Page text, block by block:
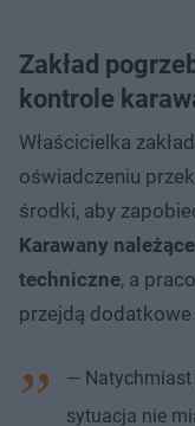
Zakład
kontrole
Właścicielka
oświadczeniu
środki, aby
Karawany
techniczne, a
przejdą dodatkowe
— Natychmiast
sytuacja nie